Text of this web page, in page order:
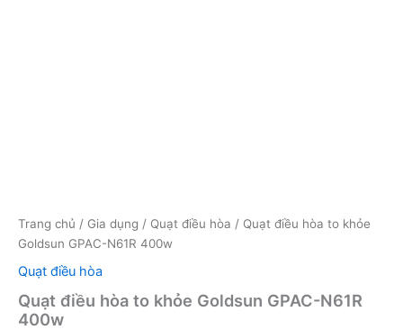
Trang chủ / Gia dụng / Quạt điều hòa / Quạt điều hòa to khỏe
Goldsun GPAC-N61R 400w
Quạt điều hòa
Quạt điều hòa to khỏe Goldsun GPAC-N61R
400w